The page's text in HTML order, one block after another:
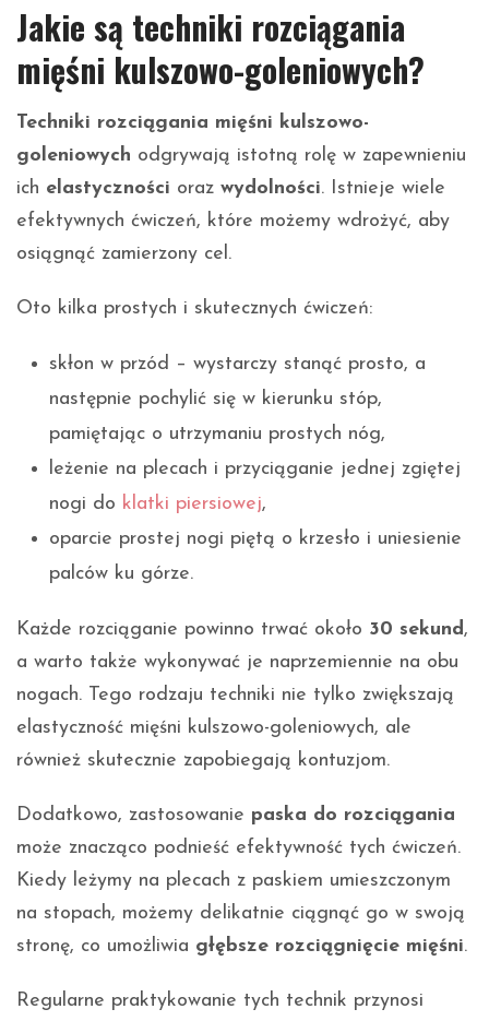
Jakie są techniki rozciągania
mięśni kulszowo-goleniowych?
Techniki rozciągania mięśni kulszowo-
goleniowych odgrywają istotną rolę w zapewnieniu
ich elastyczności oraz wydolności. Istnieje wiele
efektywnych ćwiczeń, które możemy wdrożyć, aby
osiągnąć zamierzony cel.
Oto kilka prostych i skutecznych ćwiczeń:
skłon w przód – wystarczy stanąć prosto, a
następnie pochylić się w kierunku stóp,
pamiętając o utrzymaniu prostych nóg,
leżenie na plecach i przyciąganie jednej zgiętej
nogi do klatki piersiowej,
oparcie prostej nogi piętą o krzesło i uniesienie
palców ku górze.
Każde rozciąganie powinno trwać około 30 sekund,
a warto także wykonywać je naprzemiennie na obu
nogach. Tego rodzaju techniki nie tylko zwiększają
elastyczność mięśni kulszowo-goleniowych, ale
również skutecznie zapobiegają kontuzjom.
Dodatkowo, zastosowanie paska do rozciągania
może znacząco podnieść efektywność tych ćwiczeń.
Kiedy leżymy na plecach z paskiem umieszczonym
na stopach, możemy delikatnie ciągnąć go w swoją
stronę, co umożliwia głębsze rozciągnięcie mięśni.
Regularne praktykowanie tych technik przynosi